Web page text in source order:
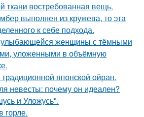
ткани востребованная вещь,
выполнен из кружева, то эта
к себе подхода.
улыбающейся женщины с тёмными
уложенными в объёмную
японской ойран.
невесты: почему он идеален?
и Уложусь".
горле.